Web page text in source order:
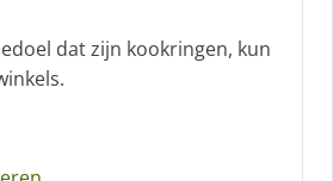
dat zijn kookringen, kun